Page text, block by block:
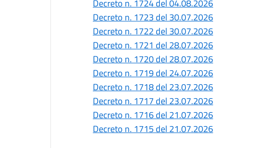
Decreto n. 1724 del 04.08.2026
Decreto n. 1723 del 30.07.2026
Decreto n. 1722 del 30.07.2026
Decreto n. 1721 del 28.07.2026
Decreto n. 1720 del 28.07.2026
Decreto n. 1719 del 24.07.2026
Decreto n. 1718 del 23.07.2026
Decreto n. 1717 del 23.07.2026
Decreto n. 1716 del 21.07.2026
Decreto n. 1715 del 21.07.2026